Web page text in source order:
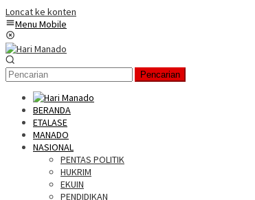
Loncat ke konten
Menu Mobile
Pencarian
BERANDA
ETALASE
MANADO
NASIONAL
PENTAS POLITIK
HUKRIM
EKUIN
PENDIDIKAN